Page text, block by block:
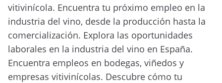
vitivinícola. Encuentra tu próximo empleo en la
industria del vino, desde la producción hasta la
comercialización. Explora las oportunidades
laborales en la industria del vino en España.
Encuentra empleos en bodegas, viñedos y
empresas vitivinícolas. Descubre cómo tu